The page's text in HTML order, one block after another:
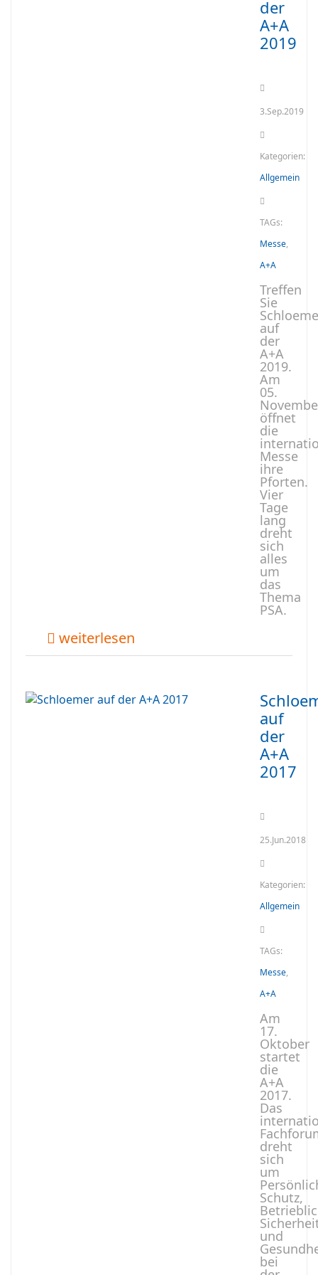
der
A+A
2019
3.Sep.2019
Kategorien:
Allgemein
TAGs:
Messe,
A+A
Treffen
Sie
auf
der
A+A
2019.
Am
05.
öffnet
die
Messe
ihre
Pforten.
Vier
Tage
lang
dreht
sich
alles
um
das
Thema
PSA.
weiterlesen
auf
der
A+A
2017
25.Jun.2018
Kategorien:
Allgemein
TAGs:
Messe,
A+A
Am
17.
Oktober
startet
die
A+A
2017.
Das
dreht
sich
um
Schutz,
und
bei